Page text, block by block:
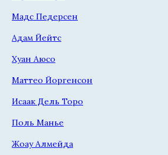
Мадс Педерсен
Адам Йейтс
Хуан Аюсо
Маттео Йоргенсон
Исаак Дель Торо
Поль Манье
Жоау Алмейда